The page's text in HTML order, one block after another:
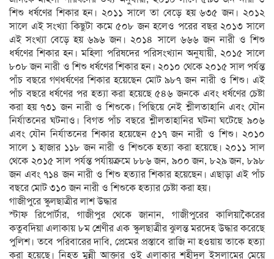
শিশু ধর্ষণের শিকার হন। ২০১১ সালে তা বেড়ে হয় ৬৩৫ জন। ২০১২
সালে এই সংখ্যা কিছুটা কমে ৫০৮ জন হলেও পরের বছর ২০১৩ সালে
এই সংখ্যা বেড়ে হয় ৬৯৬ জন। ২০১৪ সালে ৬৬৬ জন নারী ও শিশু
ধর্ষণের শিকার হন। মহিলা পরিষদের পরিসংখ্যান অনুযায়ী, ২০১৫ সালে
৮০৮ জন নারী ও শিশু ধর্ষণের শিকার হন। ২০১০ থেকে ২০১৫ সাল পর্যন্ত
পাঁচ বছরে গণধর্ষণের শিকার হয়েছেন মোট ৯৮৭ জন নারী ও শিশু। এই
পাঁচ বছরে ধর্ষণের পর হত্যা করা হয়েছে ৫৪৬ জনকে এবং ধর্ষণের চেষ্টা
করা হয় ৭৩১ জন নারী ও শিশুকে। পিছিয়ে নেই শ্লীলতাহানি এবং যৌন
নির্যাতনের ঘটনাও। বিগত পাঁচ বছরে শ্লীলতাহানির ঘটনা ঘটেছে ৯০৬
এবং যৌন নির্যাতনের শিকার হয়েছেন ৫১৭ জন নারী ও শিশু। ২০১০
সালে ১ হাজার ১১৮ জন নারী ও শিশুকে হত্যা করা হয়েছে। ২০১১ সাল
থেকে ২০১৫ সাল পর্যন্ত পর্যায়ক্রমে ৮৮৬ জন, ৯০০ জন, ৮২৯ জন, ৮৯৮
জন এবং ৭১৪ জন নারী ও শিশু হত্যার শিকার হয়েছেন। এছাড়া এই পাঁচ
বছরে মোট ৩১০ জন নারী ও শিশুকে হত্যার চেষ্টা করা হয়।
গাজীপুরে স্কুলছাত্রীর লাশ উদ্ধার
স্টাফ রিপোর্টার, গাজীপুর থেকে জানান, গাজীপুরের কালিয়াকৈরের
কতুবদিয়া এলাকায় ৮ম শ্রেণীর এক স্কুলছাত্রীর ঝুলন্ত মরদেহ উদ্ধার করেছে
পুলিশ। তবে পরিবারের দাবি, প্রেমের প্রস্তাবে রাজি না হওয়ায় তাকে হত্যা
করা হয়েছে। নিহত মুন্নী আক্তার ওই এলাকার শহীদুল ইসলামের মেয়ে